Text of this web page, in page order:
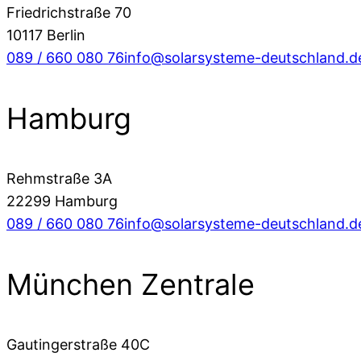
Friedrichstraße 70
10117 Berlin
089 / 660 080 76info@solarsysteme-
Hamburg
Rehmstraße 3A
22299 Hamburg
089 / 660 080 76info@solarsysteme-
München Zentrale
Gautingerstraße 40C